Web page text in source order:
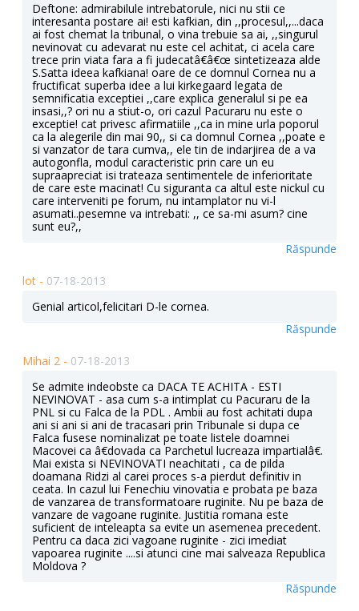
Deftone: admirabilule intrebatorule, nici nu stii ce
interesanta postare ai! esti kafkian, din ,,procesul,,...daca
ai fost chemat la tribunal, o vina trebuie sa ai, ,,singurul
nevinovat cu adevarat nu este cel achitat, ci acela care
trece prin viata fara a fi judecatâ€â€œ sintetizeaza alde
S.Satta ideea kafkiana! oare de ce domnul Cornea nu a
fructificat superba idee a lui kirkegaard legata de
semnificatia exceptiei ,,care explica generalul si pe ea
insasi,,? ori nu a stiut-o, ori cazul Pacuraru nu este o
exceptie! cat privesc afirmatiile ,,ca in mine urla poporul
ca la alegerile din mai 90,, si ca domnul Cornea ,,poate e
si vanzator de tara cumva,, ele tin de indarjirea de a va
autogonfla, modul caracteristic prin care un eu
supraapreciat isi trateaza sentimentele de inferioritate
de care este macinat! Cu siguranta ca altul este nickul cu
care interveniti pe forum, nu intamplator nu vi-l
asumati..pesemne va intrebati: ,, ce sa-mi asum? cine
sunt eu?,,
Răspunde
lot - 07-18-2013
Genial articol,felicitari D-le cornea.
Răspunde
Mihai 2 - 07-18-2013
Se admite indeobste ca DACA TE ACHITA - ESTI
NEVINOVAT - asa cum s-a intimplat cu Pacuraru de la
PNL si cu Falca de la PDL . Ambii au fost achitati dupa
ani si ani si ani de tracasari prin Tribunale si dupa ce
Falca fusese nominalizat pe toate listele doamnei
Macovei ca â€dovada ca Parchetul lucreaza impartialâ€.
Mai exista si NEVINOVATI neachitati , ca de pilda
doamana Ridzi al carei proces s-a pierdut definitiv in
ceata. In cazul lui Fenechiu vinovatia e probata pe baza
de vanzarea de transformatoare ruginite. Nu pe baza de
vanzare de vagoane ruginite. Justitia romana este
suficient de inteleapta sa evite un asemenea precedent.
Pentru ca daca zici vagoane ruginite - zici imediat
vapoarea ruginite ....si atunci cine mai salveaza Republica
Moldova ?
Răspunde